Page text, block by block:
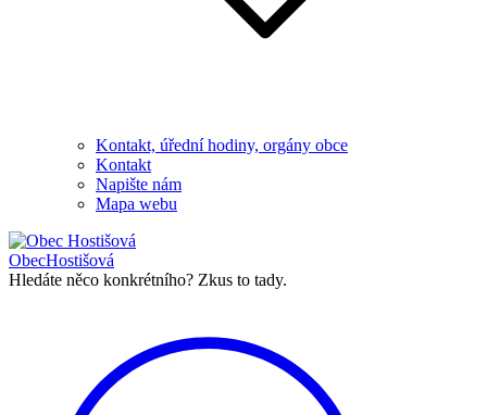
Kontakt, úřední hodiny, orgány obce
Kontakt
Napište nám
Mapa webu
ObecHostišová
Hledáte něco konkrétního? Zkus to tady.